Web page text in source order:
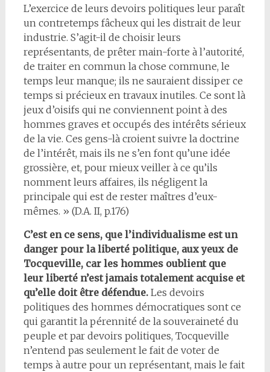
L’exercice de leurs devoirs politiques leur paraît
un contretemps fâcheux qui les distrait de leur
industrie. S’agit-il de choisir leurs
représentants, de prêter main-forte à l’autorité,
de traiter en commun la chose commune, le
temps leur manque; ils ne sauraient dissiper ce
temps si précieux en travaux inutiles. Ce sont là
jeux d’oisifs qui ne conviennent point à des
hommes graves et occupés des intérêts sérieux
de la vie. Ces gens-là croient suivre la doctrine
de l’intérêt, mais ils ne s’en font qu’une idée
grossière, et, pour mieux veiller à ce qu’ils
nomment leurs affaires, ils négligent la
principale qui est de rester maîtres d’eux-
mêmes. » (D.A. II, p.176)
C’est en ce sens, que l’individualisme est un
danger pour la liberté politique, aux yeux de
Tocqueville, car les hommes oublient que
leur liberté n’est jamais totalement acquise et
qu’elle doit être défendue.Les devoirs
politiques des hommes démocratiques sont ce
qui garantit la pérennité de la souveraineté du
peuple et par devoirs politiques, Tocqueville
n’entend pas seulement le fait de voter de
temps à autre pour un représentant, mais le fait